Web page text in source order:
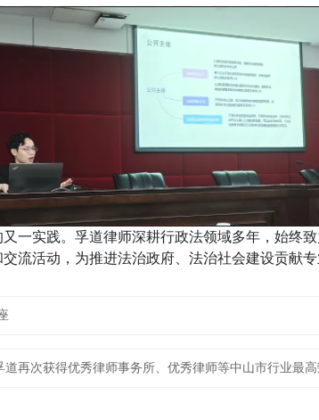
一实践。孚道律师深耕行政法领域多年，始终
流活动，为推进法治政府、法治社会建设贡献专
再次获得优秀律师事务所、优秀律师等中山市行业最